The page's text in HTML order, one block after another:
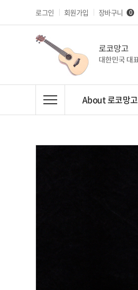
로그인 회원가입 장바구니 0
About 로코망고